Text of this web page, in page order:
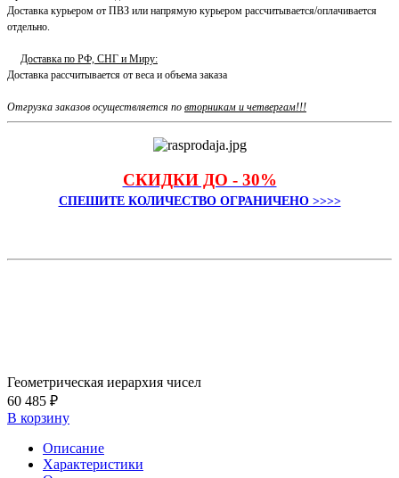
Доставка курьером от ПВЗ или напрямую курьером рассчитывается/оплачивается
отдельно.
Доставка по РФ, СНГ и Миру:
Доставка рассчитывается от веса и объема заказа
Отгрузка заказов осуществляется по вторникам и четвергам!!!
СКИДКИ ДО - 30%
СПЕШИТЕ КОЛИЧЕСТВО ОГРАНИЧЕНО >>>>
Геометрическая иерархия чисел
60 485 ₽
В корзину
Описание
Характеристики